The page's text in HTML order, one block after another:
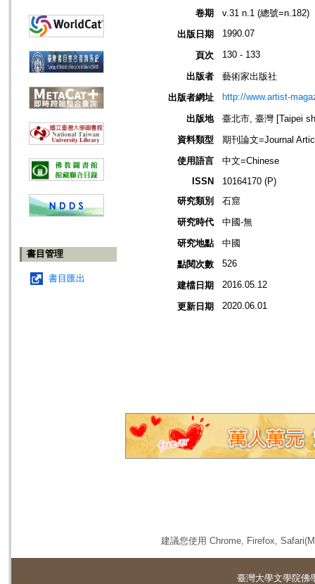
書目管理
書目匯出
卷期
v.31 n.1 (總號=n.182)
出版日期
1990.07
頁次 130 - 133
出版者
藝術家出版社
出版者網址
http://www.artist-
出版地
臺北市, 臺灣 [Taipei
資料類型
期刊論文=Journal
使用語言
中文=Chinese
ISSN
10164170 (P)
研究類別
石窟
研究時代
中國-無
研究地點
中國
點閱次數
526
建檔日期 2016.05.12
更新日期 2020.06.01
建議您使用 Chrome, Firefox,
臺灣大學文學院佛